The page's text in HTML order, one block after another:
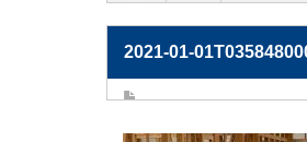
2021-01-